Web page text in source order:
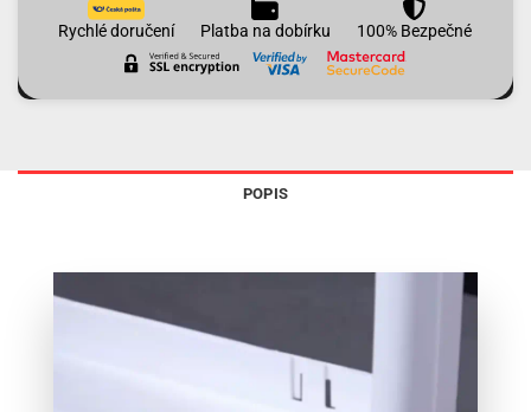
Rychlé doručení Platba na dobírku 100% Bezpečné
POPIS